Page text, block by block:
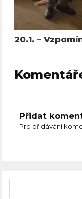
20.1. –
Přidat
Pro přidávání